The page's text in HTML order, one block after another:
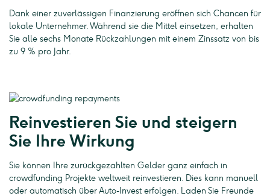
Dank einer zuverlässigen Finanzierung eröffnen sich Chancen für
lokale Unternehmer. Während sie die Mittel einsetzen, erhalten
Sie alle sechs Monate Rückzahlungen mit einem Zinssatz von bis
zu 9 % pro Jahr.
Reinvestieren Sie und steigern
Sie Ihre Wirkung
Sie können Ihre zurückgezahlten Gelder ganz einfach in
crowdfunding Projekte weltweit reinvestieren. Dies kann manuell
oder automatisch über Auto-Invest erfolgen. Laden Sie Freunde